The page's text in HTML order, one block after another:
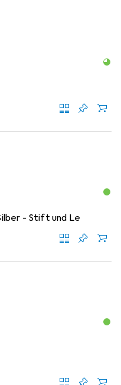
- Stift und Le